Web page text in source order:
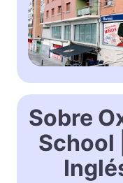
Sobre
School